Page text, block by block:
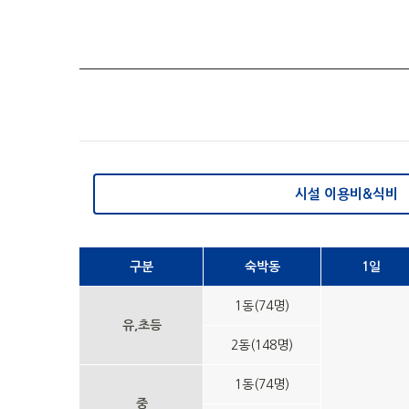
시설 이용비&식비
구분 숙박동 1일
유,초등
1동(74명)
2동(148명)
중
1동(74명)